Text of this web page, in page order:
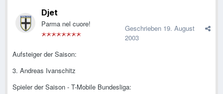
Djet
Parma nel cuore! Geschrieben 19. August
2003
Aufsteiger der Saison:
3. Andreas Ivanschitz
Spieler der Saison - T-Mobile Bundesliga: